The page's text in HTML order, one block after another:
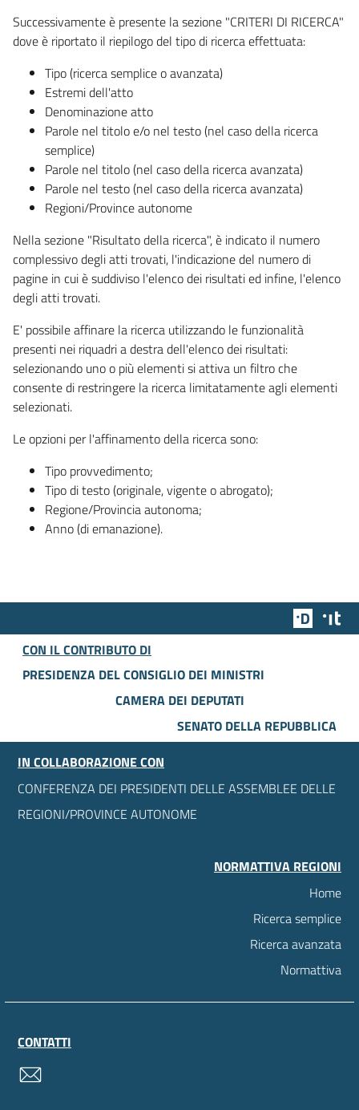
Successivamente è presente la sezione "CRITERI DI RICERCA"
dove è riportato il riepilogo del tipo di ricerca effettuata:
Tipo (ricerca semplice o avanzata)
Estremi dell'atto
Denominazione atto
Parole nel titolo e/o nel testo (nel caso della ricerca
semplice)
Parole nel titolo (nel caso della ricerca avanzata)
Parole nel testo (nel caso della ricerca avanzata)
Regioni/Province autonome
Nella sezione "Risultato della ricerca", è indicato il numero
complessivo degli atti trovati, l'indicazione del numero di
pagine in cui è suddiviso l'elenco dei risultati ed infine, l'elenco
degli atti trovati.
E' possibile affinare la ricerca utilizzando le funzionalità
presenti nei riquadri a destra dell'elenco dei risultati:
selezionando uno o più elementi si attiva un filtro che
consente di restringere la ricerca limitatamente agli elementi
selezionati.
Le opzioni per l'affinamento della ricerca sono:
Tipo provvedimento;
Tipo di testo (originale, vigente o abrogato);
Regione/Provincia autonoma;
Anno (di emanazione).
Team
CON IL CONTRIBUTO DI
PRESIDENZA DEL CONSIGLIO DEI MINISTRI
CAMERA DEI DEPUTATI
SENATO DELLA REPUBBLICA
IN COLLABORAZIONE CON
CONFERENZA DEI PRESIDENTI DELLE ASSEMBLEE DELLE
REGIONI/PROVINCE AUTONOME
NORMATTIVA REGIONI
Home
Ricerca semplice
Ricerca avanzata
Normattiva
CONTATTI